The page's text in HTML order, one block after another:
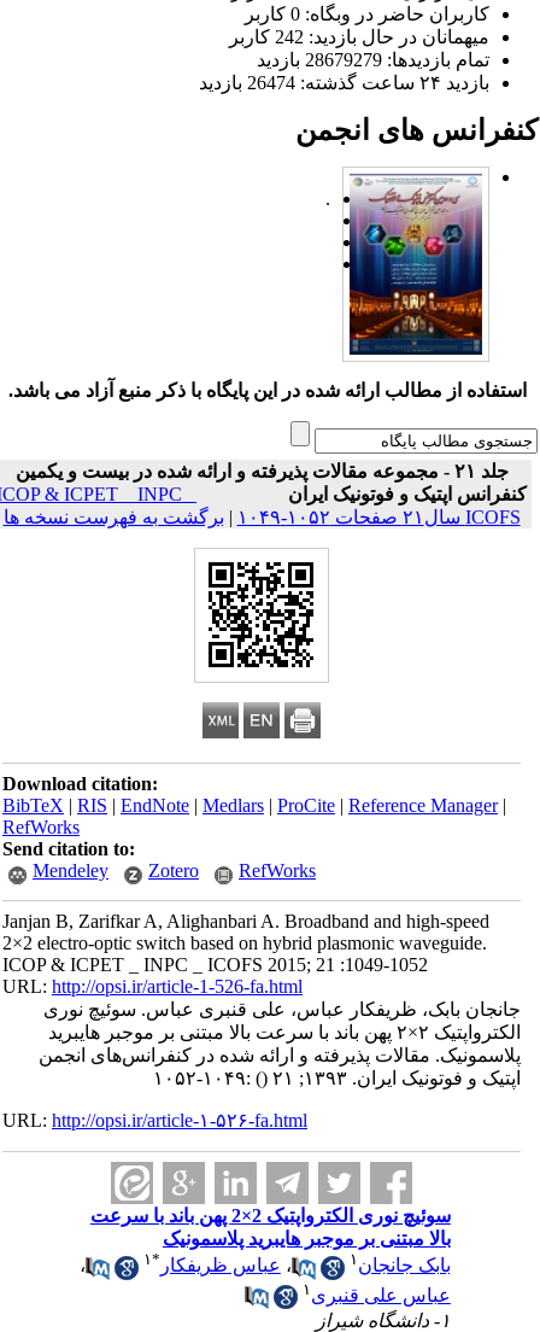
کاربران حاضر در وبگاه: 0 کاربر
میهمانان در حال بازدید: 242 کاربر
تمام بازدید‌ها: 28679279 بازدید
بازدید ۲۴ ساعت گذشته: 26474 بازدید
های انجمن
.
استفاده از مطالب ارائه شده در این پایگاه با ذکر منبع آزاد می باشد.
جلد ۲۱ - مجموعه مقالات پذیرفته و ارائه شده در بیست و یکمین
کنفرانس اپتیک و فوتونیک ایران
ICOP & ICPET _ INPC _
ICOFS سال۲۱ صفحات ۱۰۵۲-۱۰۴۹
| برگشت به فهرست نسخه ها
Download citation:
BibTeX|RIS|EndNote|Medlars|ProCite|Reference Manager
RefWorks
Send citation to:
Mendeley
Zotero RefWorks
Janjan B, Zarifkar A, Alighanbari A. Broadband and high-speed
2×2 electro-optic switch based on hybrid plasmonic waveguide.
ICOP & ICPET _ INPC _ ICOFS 2015; 21 :1049-1052
URL:http://opsi.ir/article-1-526-fa.html
جانجان بابک، ظریفکار عباس، علی قنبری عباس. سوئیچ نوری
الکترواپتیک ۲×۲ پهن باند با سرعت بالا مبتنی بر موجبر هایبرید
پلاسمونیک. مقالات پذیرفته و ارائه شده در کنفرانس‌های انجمن
اپتیک و فوتونیک ایران. ۱۳۹۳; ۲۱
() :۱۰۴۹-۱۰۵۲
URL:http://opsi.ir/article-۱-۵۲۶-fa.html
سوئیچ نوری الکترواپتیک 2×2 پهن باند با سرعت
بالا مبتنی بر موجبر هایبرید پلاسمونیک
بابک جانجان ۱ ،عباس ظریفکار* ۱
،
عباس علی قنبری